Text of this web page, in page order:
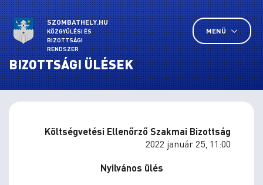
SZOMBATHELY.HU
KÖZGYŰLÉSI ÉS
BIZOTTSÁGI
RENDSZER
MENÜ
BIZOTTSÁGI ÜLÉSEK
Költségvetési Ellenőrző Szakmai Bizottság
2022 január 25, 11:00
Nyilvános ülés